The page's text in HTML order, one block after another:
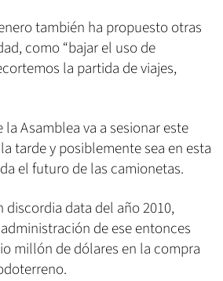
también ha propuesto otras
como “bajar el uso de
la partida de viajes,
Asamblea va a sesionar este
tarde y posiblemente sea en esta
el futuro de las camionetas.
data del año 2010,
de ese entonces
millón de dólares en la compra